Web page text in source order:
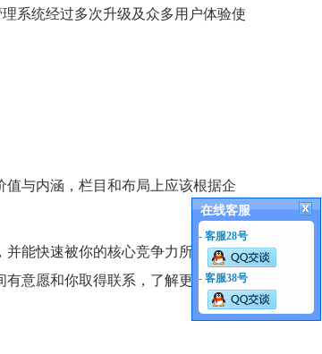
系统经过多次升级及众多用户体验使
与内涵，栏目和布局上应该根据企
能快速被你的核心竞争力所吸引，
意愿和你取得联系，了解更多的详
在线客服
- 客服28号
- 客服38号